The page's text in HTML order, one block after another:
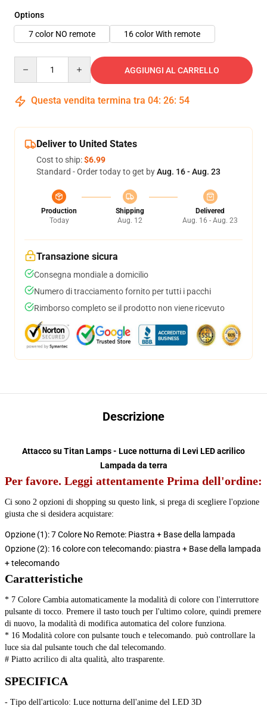
Options
7 color NO remote
16 color With remote
AGGIUNGI AL CARRELLO
Questa vendita termina tra 04: 26: 52
Deliver to United States
Cost to ship:$6.99
Standard - Order today to get byAug. 16 - Aug. 23
Production
Today
Shipping
Aug. 12
Delivered
Aug. 16 - Aug. 23
Transazione sicura
Consegna mondiale a domicilio
Numero di tracciamento fornito per tutti i pacchi
Rimborso completo se il prodotto non viene ricevuto
Descrizione
Attacco su Titan Lamps - Luce notturna di Levi LED acrilico
Lampada da terra
Per favore. Leggi attentamente Prima dell'ordine:
Ci sono 2 opzioni di shopping su questo link, si prega di scegliere l'opzione
giusta che si desidera acquistare:
Opzione (1): 7 Colore No Remote: Piastra + Base della lampada
Opzione (2): 16 colore con telecomando: piastra + Base della lampada
+ telecomando
Caratteristiche
* 7 Colore Cambia automaticamente la modalità di colore con l'interruttore
pulsante di tocco. Premere il tasto touch per l'ultimo colore, quindi premere
di nuovo, la modalità di modifica automatica del colore funziona.
* 16 Modalità colore con pulsante touch e telecomando. può controllare la
luce sia dal pulsante touch che dal telecomando.
# Piatto acrilico di alta qualità, alto trasparente.
SPECIFICA
- Tipo dell'articolo: Luce notturna dell'anime del LED 3D